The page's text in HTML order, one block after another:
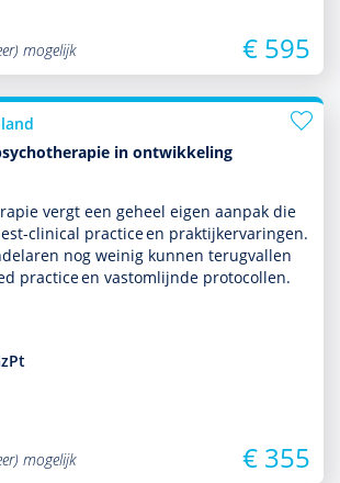
mogelijk € 595
in ontwikkeling
vergt een geheel eigen aanpak die
clinical practice en prak­tijkervaringen.
nog weinig kunnen terugvallen
practice en vastomlijnde protocollen.
mogelijk € 355